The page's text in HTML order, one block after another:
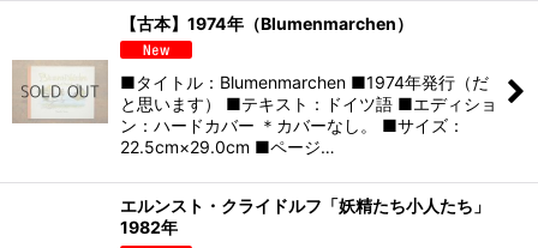
【古本】1974年（Blumenmarchen）
■タイトル：Blumenmarchen ■1974年発行（だ
と思います） ■テキスト：ドイツ語 ■エディショ
ン：ハードカバー ＊カバーなし。 ■サイズ：
22.5cm×29.0cm ■ページ…
エルンスト・クライドルフ「妖精たち小人たち」
1982年